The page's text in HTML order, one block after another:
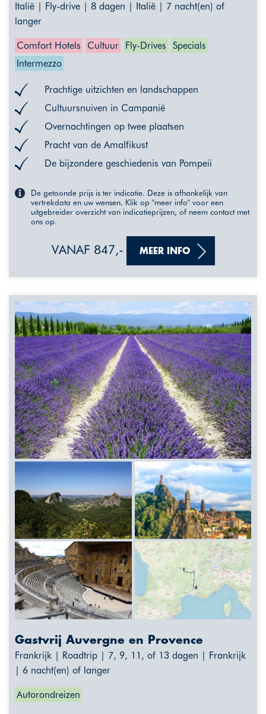
Italië | Fly-drive | 8 dagen | Italië | 7 nacht(en) of
langer
Comfort Hotels Cultuur Fly-Drives
Specials
Intermezzo
Prachtige uitzichten en landschappen
Cultuursnuiven in Campanië
Overnachtingen op twee plaatsen
Pracht van de Amalfikust
De bijzondere geschiedenis van Pompeii
De getoonde prijs is ter indicatie. Deze is afhankelijk van
vertrekdata en uw wensen. Klik op "meer info" voor een
uitgebreider overzicht van indicatieprijzen, of neem contact met
ons op.
VANAF 847,- MEER INFO
Gastvrij Auvergne en Provence
Frankrijk | Roadtrip | 7, 9, 11, of 13 dagen | Frankrijk
| 6 nacht(en) of langer
Autorondreizen